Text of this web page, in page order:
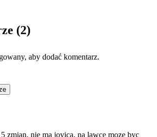
(2)
aby dodać komentarz.
zmian, nie ma jovica, na lawce moze byc